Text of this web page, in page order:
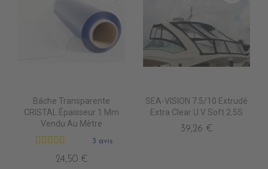
Bâche Transparente
CRISTAL Épaisseur 1 Mm
Vendu Au Mètre
3 avis
24,50 €
SEA-VISION 7.5/10 Extrudé
Extra Clear U.V Soft 2.5S
39,26 €